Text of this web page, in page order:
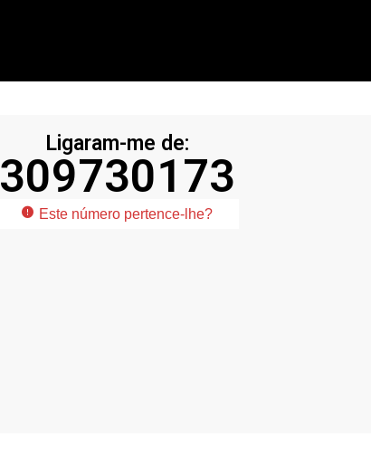
Ligaram-me de:
309730173
25
Confiável
Este número pertence-lhe?